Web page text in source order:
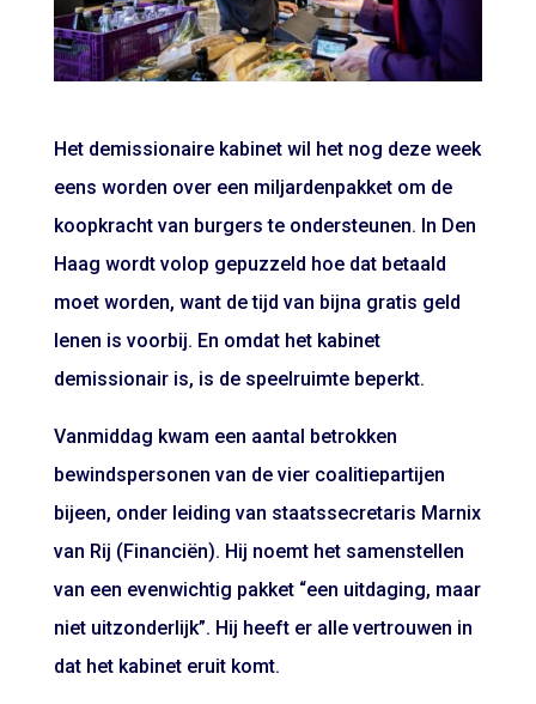
Het demissionaire kabinet wil het nog deze week
eens worden over een miljardenpakket om de
koopkracht van burgers te ondersteunen. In Den
Haag wordt volop gepuzzeld hoe dat betaald
moet worden, want de tijd van bijna gratis geld
lenen is voorbij. En omdat het kabinet
demissionair is, is de speelruimte beperkt.
Vanmiddag kwam een aantal betrokken
bewindspersonen van de vier coalitiepartijen
bijeen, onder leiding van staatssecretaris Marnix
van Rij (Financiën). Hij noemt het samenstellen
van een evenwichtig pakket “een uitdaging, maar
niet uitzonderlijk”. Hij heeft er alle vertrouwen in
dat het kabinet eruit komt.